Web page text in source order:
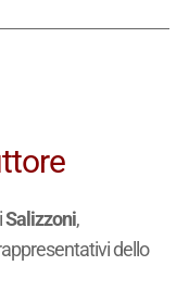
Salizzoni,
dello